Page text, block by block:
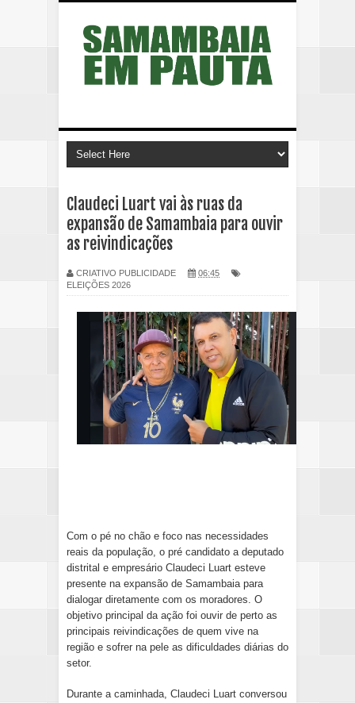
Claudeci Luart vai às ruas da
expansão de Samambaia para ouvir
as reivindicações
CRIATIVO PUBLICIDADE
06:45
ELEIÇÕES 2026
Com o pé no chão e foco nas necessidades
reais da população, o pré candidato a deputado
distrital e empresário Claudeci Luart esteve
presente na expansão de Samambaia para
dialogar diretamente com os moradores. O
objetivo principal da ação foi ouvir de perto as
principais reivindicações de quem vive na
região e sofrer na pele as dificuldades diárias do
setor.
Durante a caminhada, Claudeci Luart conversou